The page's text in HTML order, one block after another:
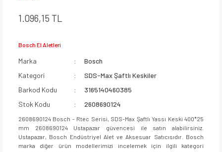
1.096,15 TL
Bosch El Aletleri
Marka
Bosch
Kategori
SDS-Max Şaftlı Keskiler
Barkod Kodu
3165140460385
Stok Kodu
2608690124
2608690124 Bosch - Rtec Serisi, SDS-Max Şaftlı Yassı Keski 400*25
mm 2608690124 Ustapazar güvencesi ile satın alabilirsiniz.
Ustapazar, Bosch Endüstriyel Alet ve Aksesuar Satıcısıdır. Bosch
marka diğer ürün modellerimizi incelemek için ilgili kategori